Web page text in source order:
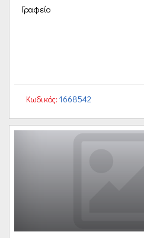
Γραφείο
Κωδικός: 1668542